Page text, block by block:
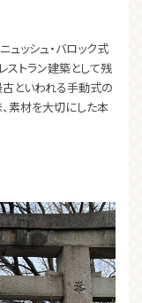
ッシュ・バロック式
ストラン建築として残
古といわれる手動式の
素材を大切にした本